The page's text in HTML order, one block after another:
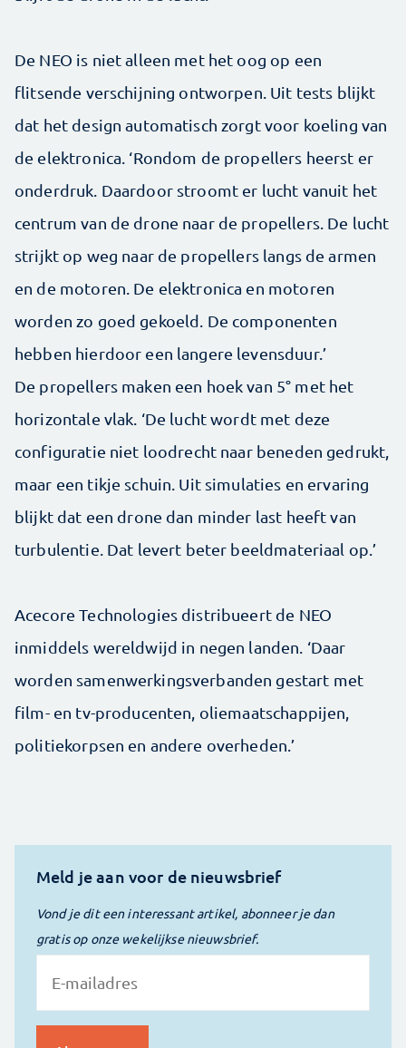
De NEO is niet alleen met het oog op een
flitsende verschijning ontworpen. Uit tests blijkt
dat het design automatisch zorgt voor koeling van
de elektronica. ‘Rondom de propellers heerst er
onderdruk. Daardoor stroomt er lucht vanuit het
centrum van de drone naar de propellers. De lucht
strijkt op weg naar de propellers langs de armen
en de motoren. De elektronica en motoren
worden zo goed gekoeld. De componenten
hebben hierdoor een langere levensduur.’
De propellers maken een hoek van 5° met het
horizontale vlak. ‘De lucht wordt met deze
configuratie niet loodrecht naar beneden gedrukt,
maar een tikje schuin. Uit simulaties en ervaring
blijkt dat een drone dan minder last heeft van
turbulentie. Dat levert beter beeldmateriaal op.’
Acecore Technologies distribueert de NEO
inmiddels wereldwijd in negen landen. ‘Daar
worden samenwerkingsverbanden gestart met
film- en tv-producenten, oliemaatschappijen,
politiekorpsen en andere overheden.’
Meld je aan voor de nieuwsbrief
Vond je dit een interessant artikel, abonneer je dan
gratis op onze wekelijkse nieuwsbrief.